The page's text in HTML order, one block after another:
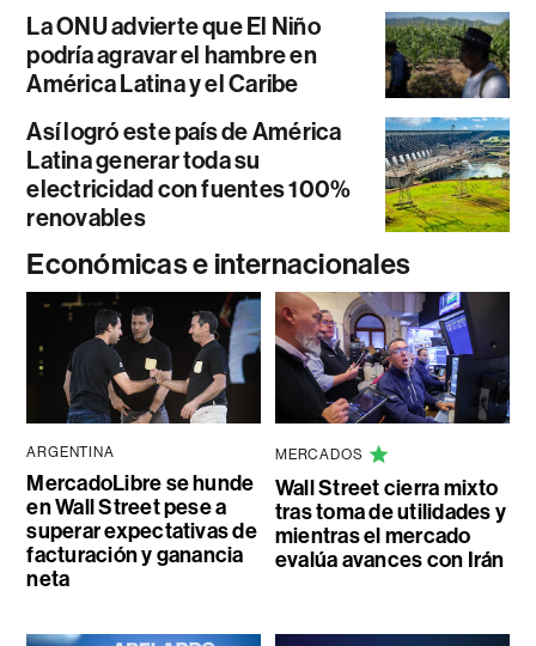
La ONU advierte que El Niño
podría agravar el hambre en
América Latina y el Caribe
Así logró este país de América
Latina generar toda su
electricidad con fuentes 100%
renovables
Económicas e internacionales
ARGENTINA
MercadoLibre se hunde
en Wall Street pese a
superar expectativas de
facturación y ganancia
neta
MERCADOS
Wall Street cierra mixto
tras toma de utilidades y
mientras el mercado
evalúa avances con Irán